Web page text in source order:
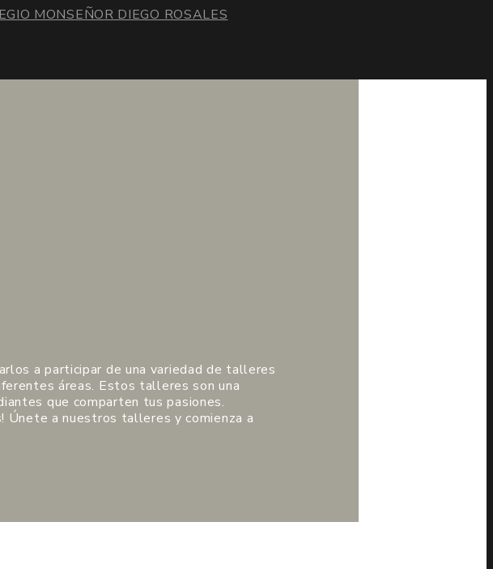
a participar de una variedad de talleres
áreas. Estos talleres son una
que comparten tus pasiones.
Únete a nuestros talleres y comienza a